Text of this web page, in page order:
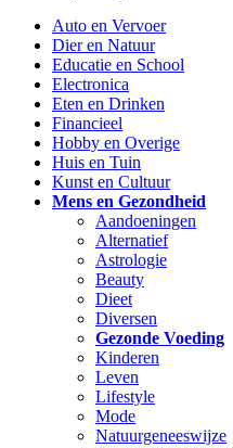
Auto en Vervoer
Dier en Natuur
Educatie en School
Electronica
Eten en Drinken
Financieel
Hobby en Overige
Huis en Tuin
Kunst en Cultuur
Mens en Gezondheid
Aandoeningen
Alternatief
Astrologie
Beauty
Dieet
Diversen
Gezonde Voeding
Kinderen
Leven
Lifestyle
Mode
Natuurgeneeswijze